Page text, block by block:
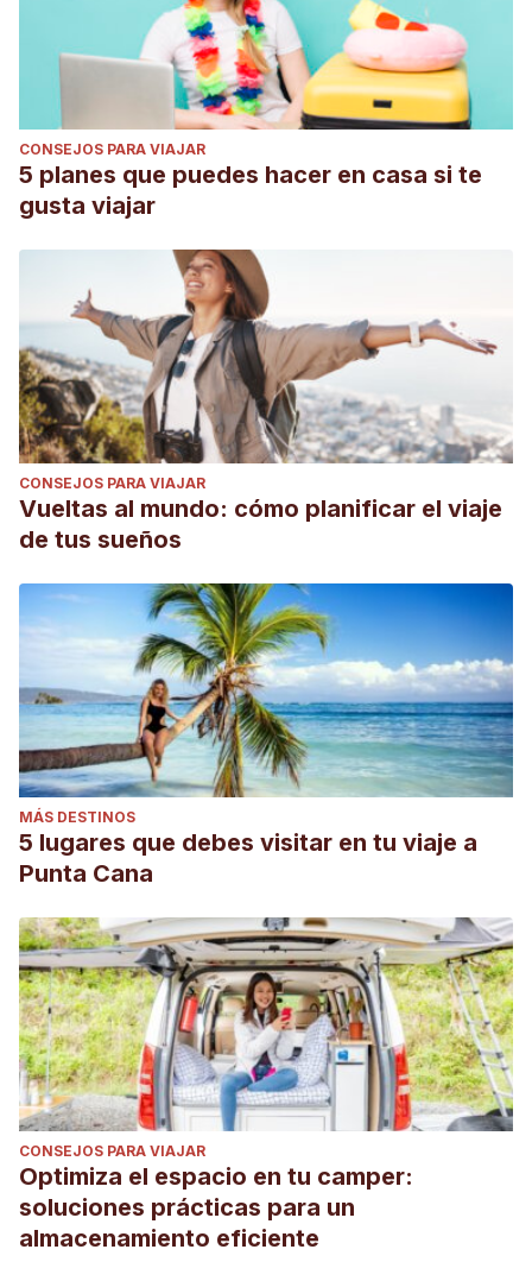
CONSEJOS PARA VIAJAR
5 planes que puedes hacer en casa si te
gusta viajar
CONSEJOS PARA VIAJAR
Vueltas al mundo: cómo planificar el viaje
de tus sueños
MÁS DESTINOS
5 lugares que debes visitar en tu viaje a
Punta Cana
CONSEJOS PARA VIAJAR
Optimiza el espacio en tu camper:
soluciones prácticas para un
almacenamiento eficiente